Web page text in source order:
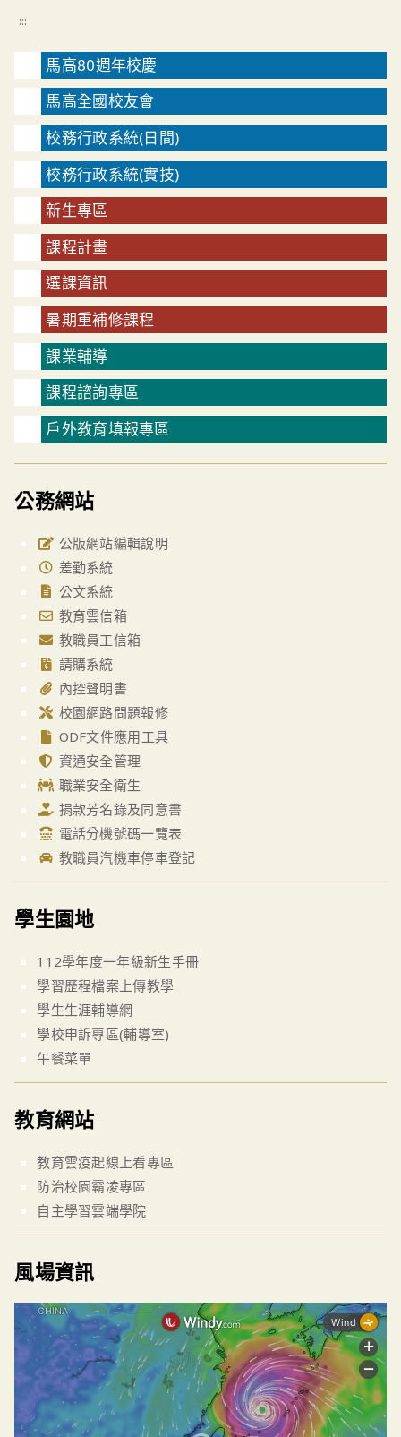
:::
馬高80週年校慶
馬高全國校友會
校務行政系統(日間)
校務行政系統(實技)
新生專區
課程計畫
選課資訊
暑期重補修課程
課業輔導
課程諮詢專區
戶外教育填報專區
公務網站
公版網站編輯說明
差勤系統
公文系統
教育雲信箱
教職員工信箱
請購系統
內控聲明書
校園網路問題報修
ODF文件應用工具
資通安全管理
職業安全衛生
捐款芳名錄及同意書
電話分機號碼一覽表
教職員汽機車停車登記
學生園地
112學年度一年級新生手冊
學習歷程檔案上傳教學
學生生涯輔導網
學校申訴專區(輔導室)
午餐菜單
教育網站
教育雲疫起線上看專區
防治校園霸凌專區
自主學習雲端學院
風場資訊